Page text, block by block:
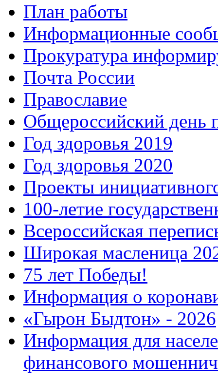
План работы
Информационные
Прокуратура
Почта России
Православие
Общероссийский день
Год здоровья 2019
Год здоровья 2020
Проекты
100-летие
Всероссийская
Широкая масленица
75 лет Победы!
Информация о
«Гырон Быдтон» - 2026
Информация для
финансового